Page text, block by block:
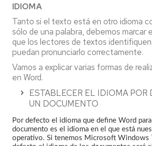
IDIOMA
Tanto si el texto está en otro idioma
sólo de una palabra, debemos marcar
que los lectores de textos identifiquen
puedan pronunciarlo correctamente.
Vamos a explicar varias formas de
en Word.
ESTABLECER EL IDIOMA POR
UN DOCUMENTO
Por defecto el idioma que define Word
documento es el idioma en el que está
operativo. Si tenemos Microsoft Windows